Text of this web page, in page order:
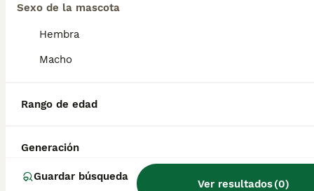
Sexo de la mascota
Hembra
Macho
Rango de edad
Generación
Guardar búsqueda
Ver resultados(0)
reputación del criador y la ubicación.
¿Cómo es el carácter de
desventajas de la raza Cane
Corso?